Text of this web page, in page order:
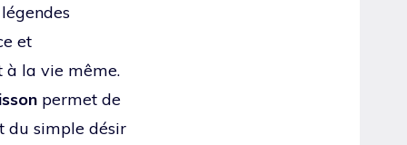
et
à la vie même.
permet de
du simple désir